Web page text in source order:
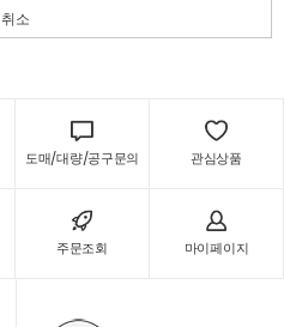
취소
도매/대량/공구문의 관심상품
주문조회 마이페이지